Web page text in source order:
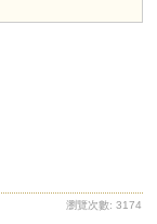
瀏覽次數: 3174